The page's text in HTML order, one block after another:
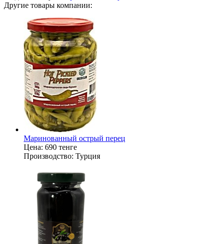
Другие товары компании:
Маринованный острый перец
Цена: 690 тенге
Производство: Турция